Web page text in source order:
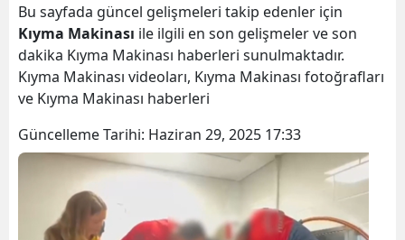
Bu sayfada güncel gelişmeleri takip edenler için
Kıyma Makinası ile ilgili en son gelişmeler ve son
dakika Kıyma Makinası haberleri sunulmaktadır.
Kıyma Makinası videoları, Kıyma Makinası fotoğrafları
ve Kıyma Makinası haberleri
Güncelleme Tarihi: Haziran 29, 2025 17:33